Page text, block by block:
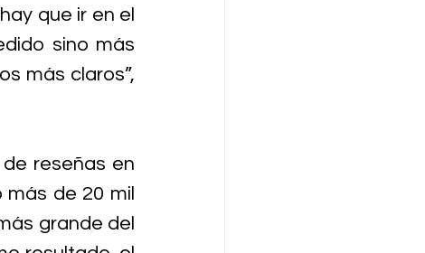
que ir en el
sino más
más claros”,
reseñas en
de 20 mil
grande del